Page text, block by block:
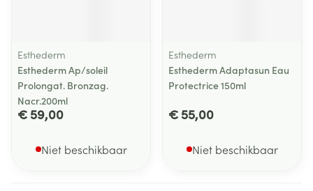
Esthederm
Esthederm Ap/soleil
Prolongat. Bronzag.
Nacr.200ml
€ 59,00
Niet beschikbaar
Esthederm
Esthederm Adaptasun Eau
Protectrice 150ml
€ 55,00
Niet beschikbaar